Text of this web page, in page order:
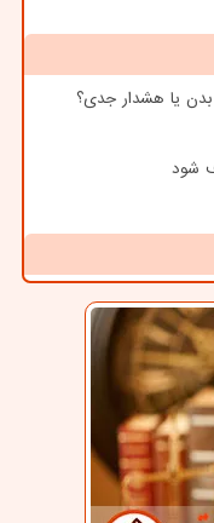
یا هشدار جدی؟
شود